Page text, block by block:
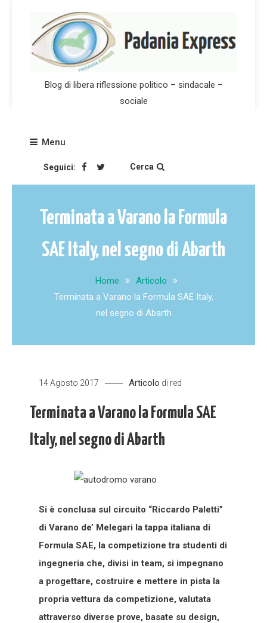
Blog di libera riflessione politico – sindacale –
sociale
Menu
Seguici: Cerca
Terminata a Varano la Formula
SAE Italy, nel segno di Abarth
Home
Articolo
Terminata a Varano la Formula SAE Italy,
nel segno di Abarth
14 Agosto 2017 Articolo di red
Terminata a Varano la Formula SAE
Italy, nel segno di Abarth
Si è conclusa sul circuito “Riccardo Paletti”
di Varano de’ Melegari la tappa italiana di
Formula SAE, la competizione tra studenti di
ingegneria che, divisi in team, si impegnano
a progettare, costruire e mettere in pista la
propria vettura da competizione, valutata
attraverso diverse prove, basate su design,